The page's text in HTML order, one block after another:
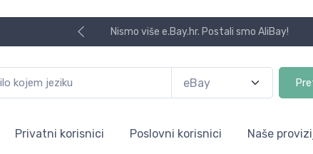
Nismo više e.Bay.hr. Postali smo AliBay!
Privatni korisnici Poslovni korisnici Naše